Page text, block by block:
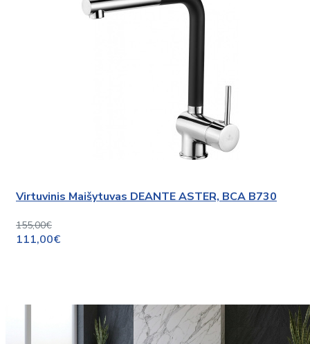
Virtuvinis Maišytuvas DEANTE ASTER, BCA B730
155,00€
111,00€